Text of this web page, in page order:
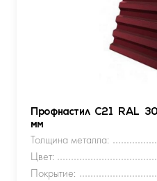
Профнастил С21 RAL
мм
Толщина металла:
Цвет:
Покрытие: